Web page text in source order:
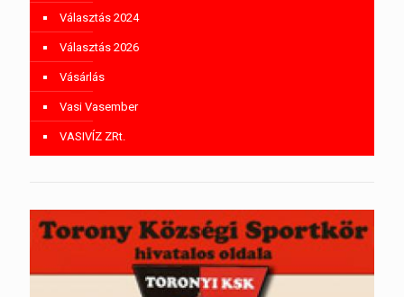
Választás 2024
Választás 2026
Vásárlás
Vasi Vasember
VASIVÍZ ZRt.